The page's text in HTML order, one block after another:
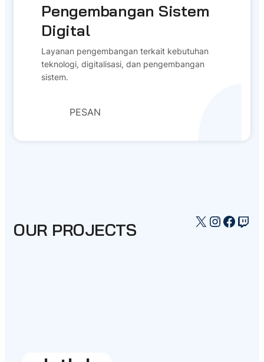
Pengembangan Sistem
Digital
Layanan pengembangan terkait kebutuhan
teknologi, digitalisasi, dan pengembangan
sistem.
PESAN
OUR PROJECTS X